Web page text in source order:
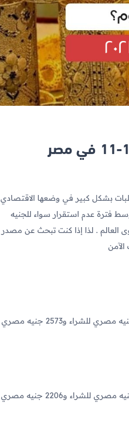
بشكل كبير في وضعها الاقتصادي
فترة عدم استقرار سواء للجنيه
. لذا إذا كنت تبحث عن مصدر
مصري للشراء و2573 جنيه مصري
مصري للشراء و2206 جنيه مصري